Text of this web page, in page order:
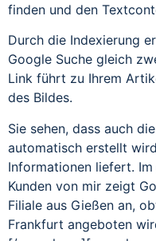
finden und den
Durch die Indexierung
Google Suche gleich
Link führt zu Ihrem
des Bildes.
Sie sehen, dass auch
automatisch erstellt
Informationen liefert.
Kunden von mir zeigt
Filiale aus Gießen an,
Frankfurt angeboten